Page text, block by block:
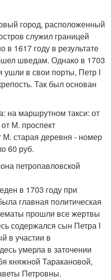
город, расположенный
служил границей
1617 году в результате
шведам. Однако в 1703
ушли в свои порты, Петр I
Так был основан
на маршрутном такси: от
М. проспект
старая деревня - номер
60 руб.
петропавловской
в 1703 году при
главная политическая
прошли все жертвы
содержался сын Петра I
в участии в
умерла в заточении
княжной Таракановой,
Петровны.